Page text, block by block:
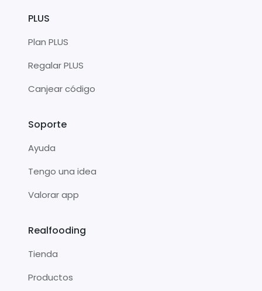
PLUS
Plan PLUS
Regalar PLUS
Canjear código
Soporte
Ayuda
Tengo una idea
Valorar app
Realfooding
Tienda
Productos